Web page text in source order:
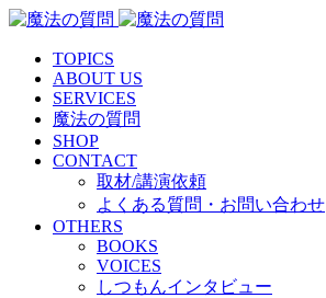
TOPICS
ABOUT US
SERVICES
魔法の質問
SHOP
CONTACT
取材/講演依頼
よくある質問・お問い合わせ
OTHERS
BOOKS
VOICES
しつもんインタビュー